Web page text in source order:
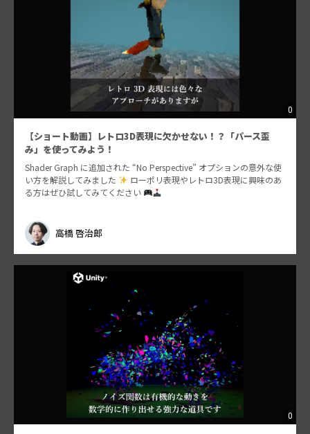
0
【ショート動画】レトロ3D表現に欠かせない！？「パース歪
み」を使ってみよう！
Shader Graph に追加された “No Perspective” オプションの意外な使
い方を解説してみました
ローポリ表現やレトロ3D表現に興味のあ
る方はぜひ試してみてください
高橋 啓治郎
0